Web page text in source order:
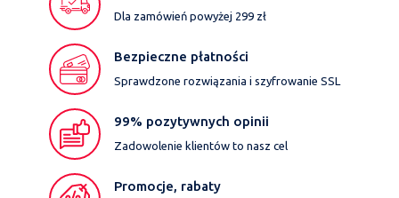
Dla zamówień powyżej 299 zł
Bezpieczne płatności
Sprawdzone rozwiązania i szyfrowanie SSL
99% pozytywnych opinii
Zadowolenie klientów to nasz cel
Promocje, rabaty